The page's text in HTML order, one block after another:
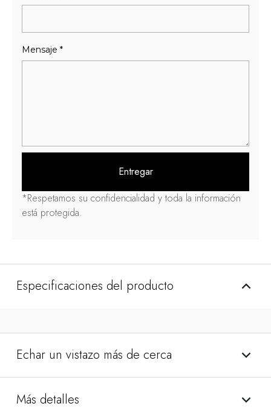
Mensaje *
Entregar
*Respetamos su confidencialidad y toda la información
está protegida.
Especificaciones del producto
Echar un vistazo más de cerca
Más detalles